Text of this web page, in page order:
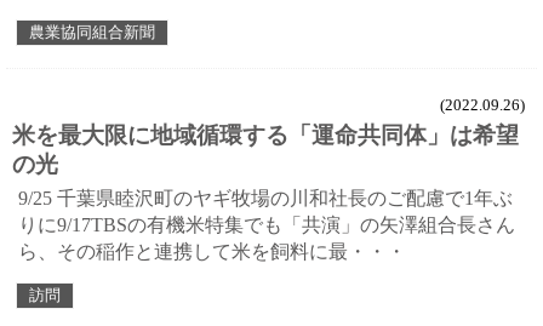
農業協同組合新聞
(2022.09.26)
米を最大限に地域循環する「運命共同体」は希望
の光
9/25 千葉県睦沢町のヤギ牧場の川和社長のご配慮で1年ぶ
りに9/17TBSの有機米特集でも「共演」の矢澤組合長さん
ら、その稲作と連携して米を飼料に最・・・
訪問